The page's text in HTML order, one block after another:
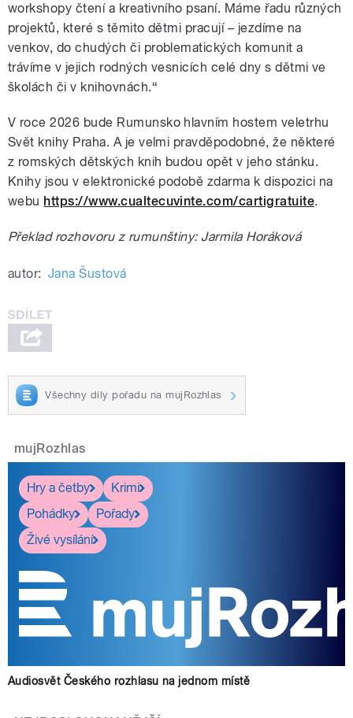
workshopy čtení a kreativního psaní. Máme řadu různých
projektů, které s těmito dětmi pracují – jezdíme na
venkov, do chudých či problematických komunit a
trávíme v jejich rodných vesnicích celé dny s dětmi ve
školách či v knihovnách.“
V roce 2026 bude Rumunsko hlavním hostem veletrhu
Svět knihy Praha. A je velmi pravděpodobné, že některé
z romských dětských knih budou opět v jeho stánku.
Knihy jsou v elektronické podobě zdarma k dispozici na
webu https://www.cualtecuvinte.com/cartigratuite.
Překlad rozhovoru z rumunštiny: Jarmila Horáková
autor: Jana Šustová
Všechny díly pořadu na mujRozhlas
mujRozhlas
Hry a četby
Krimi
Pohádky
Pořady
Živé vysílání
Audiosvět Českého rozhlasu na jednom místě